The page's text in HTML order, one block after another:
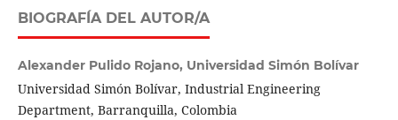
BIOGRAFÍA DEL AUTOR/A
Alexander Pulido Rojano, Universidad Simón Bolívar
Universidad Simón Bolívar, Industrial Engineering
Department, Barranquilla, Colombia